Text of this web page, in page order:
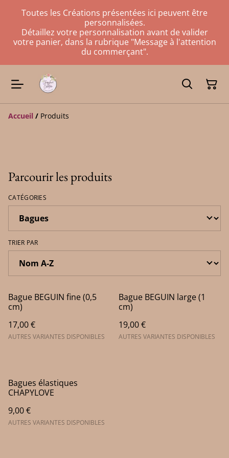
Toutes les Créations présentées ici peuvent être
personnalisées.
Détaillez votre personnalisation avant de valider
votre panier, dans la rubrique "Message à l'attention
du commerçant".
Accueil / Produits
Parcourir les produits
CATÉGORIES
TRIER PAR
Bague BEGUIN fine (0,5
cm)
17,00 €
AUTRES VARIANTES DISPONIBLES
Bague BEGUIN large (1
cm)
19,00 €
AUTRES VARIANTES DISPONIBLES
Bagues élastiques
CHAPYLOVE
9,00 €
AUTRES VARIANTES DISPONIBLES